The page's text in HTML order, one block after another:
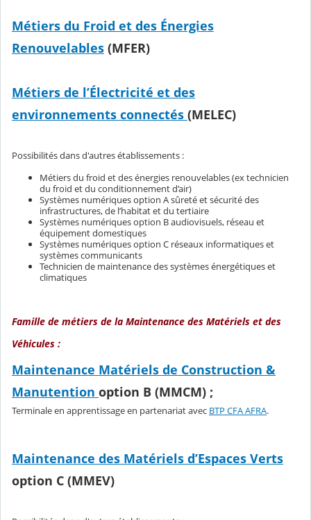
Métiers du Froid et des Énergies
Renouvelables (MFER)
Métiers de l’Électricité et des
environnements connectés (MELEC)
Possibilités dans d'autres établissements :
Métiers du froid et des énergies renouvelables (ex technicien
du froid et du conditionnement d’air)
Systèmes numériques option A sûreté et sécurité des
infrastructures, de l’habitat et du tertiaire
Systèmes numériques option B audiovisuels, réseau et
équipement domestiques
Systèmes numériques option C réseaux informatiques et
systèmes communicants
Technicien de maintenance des systèmes énergétiques et
climatiques
Famille de métiers de la Maintenance des Matériels et des
Véhicules :
Maintenance Matériels de Construction &
Manutention option B (MMCM) ;
Terminale en apprentissage en partenariat avec BTP CFA AFRA.
Maintenance des Matériels d’Espaces Verts
option C (MMEV)